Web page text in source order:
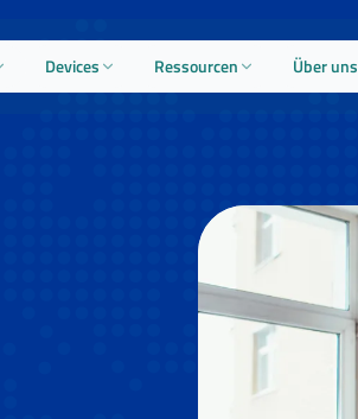
Devices Ressourcen Über uns